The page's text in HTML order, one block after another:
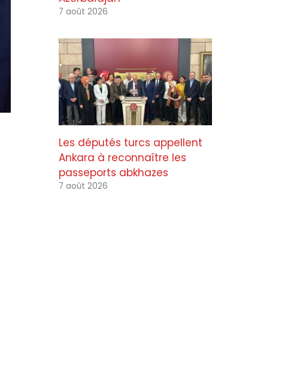
7 août 2026
Les députés turcs appellent
Ankara à reconnaître les
passeports abkhazes
7 août 2026